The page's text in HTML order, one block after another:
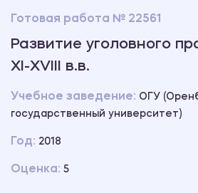
Готовая работа № 22561
Развитие уголовного
ХI-ХVIII в.в.
Учебное заведение: ОГУ
государственный университет)
Год: 2018
Оценка: 5